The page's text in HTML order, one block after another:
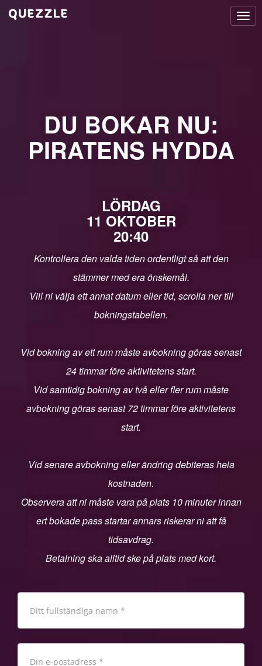
DU BOKAR NU:
PIRATENS HYDDA
LÖRDAG
11 OKTOBER
20:40
Kontrollera den valda tiden ordentligt så att den
stämmer med era önskemål.
Vill ni välja ett annat datum eller tid, scrolla ner till
bokningstabellen.
Vid bokning av ett rum måste avbokning göras senast
24 timmar före aktivitetens start.
Vid samtidig bokning av två eller fler rum måste
avbokning göras senast 72 timmar före aktivitetens
start.
Vid senare avbokning eller ändring debiteras hela
kostnaden.
Observera att ni måste vara på plats 10 minuter innan
ert bokade pass startar annars riskerar ni att få
tidsavdrag.
Betalning ska alltid ske på plats med kort.